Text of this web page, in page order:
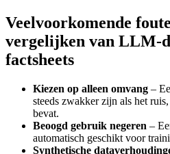
Veelvoorkomende
vergelijken van LLM-
factsheets
Kiezen op alleen omvang –
steeds zwakker zijn als het
bevat.
Beoogd gebruik negeren –
automatisch geschikt voor
Synthetische